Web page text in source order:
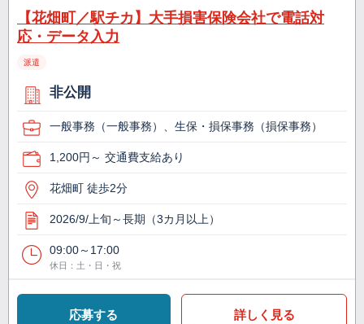
【花畑町／駅チカ】大手損害保険会社で電話対
応・データ入力
派遣
非公開
一般事務（一般事務）、生保・損保事務（損保事務）
1,200円～ 交通費支給あり
花畑町 徒歩2分
2026/9/上旬～長期（3カ月以上）
09:00～17:00
休日：土・日・祝
応募する 詳しく見る